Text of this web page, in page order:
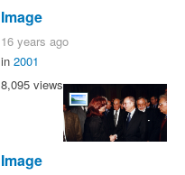
Image
16 years ago
in 2001
8,095 views
Image